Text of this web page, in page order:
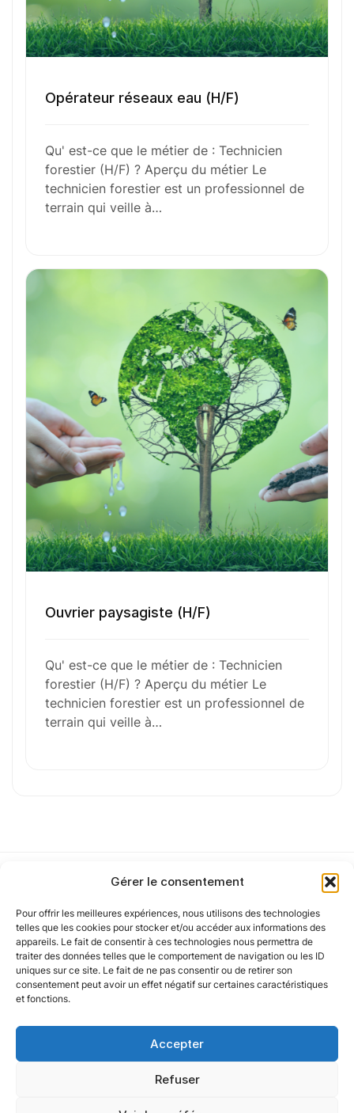
Gérer le consentement
Pour offrir les meilleures expériences, nous utilisons des technologies
telles que les cookies pour stocker et/ou accéder aux informations des
appareils. Le fait de consentir à ces technologies nous permettra de
traiter des données telles que le comportement de navigation ou les ID
uniques sur ce site. Le fait de ne pas consentir ou de retirer son
consentement peut avoir un effet négatif sur certaines caractéristiques
et fonctions.
Accepter
Refuser
l’aventure avecnous?
N’attendez plus !
spontanée
Votre e-mail
Numéro de téléphone
Sélectionner une agence Oxygène Intérim/ BTT
Votre CV
Glisser & déposer les fichiers ici
Parcourir les fichiers
J'accepte lesmentions légaleset la
de confidentialité.
Opérateur réseaux eau (H/F)
Qu' est-ce que le métier de : Technicien
forestier (H/F) ? Aperçu du métier Le
technicien forestier est un professionnel de
terrain qui veille à…
Ouvrier paysagiste (H/F)
Qu' est-ce que le métier de : Technicien
forestier (H/F) ? Aperçu du métier Le
technicien forestier est un professionnel de
terrain qui veille à…
Notre politique
Nos agences
Nos autres marques
Nos réseaux